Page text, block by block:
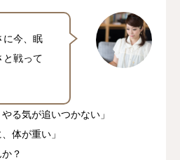
今、眠
と戦って
る気が追いつかない」
体が重い」
？